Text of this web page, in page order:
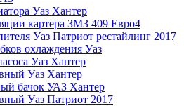
Уаз Хантер
картера ЗМЗ 409 Евро4
Уаз Патриот рестайлинг 2017
охлаждения Уаз
Уаз Хантер
Уаз Хантер
бачок УАЗ Хантер
Уаз Патриот 2017